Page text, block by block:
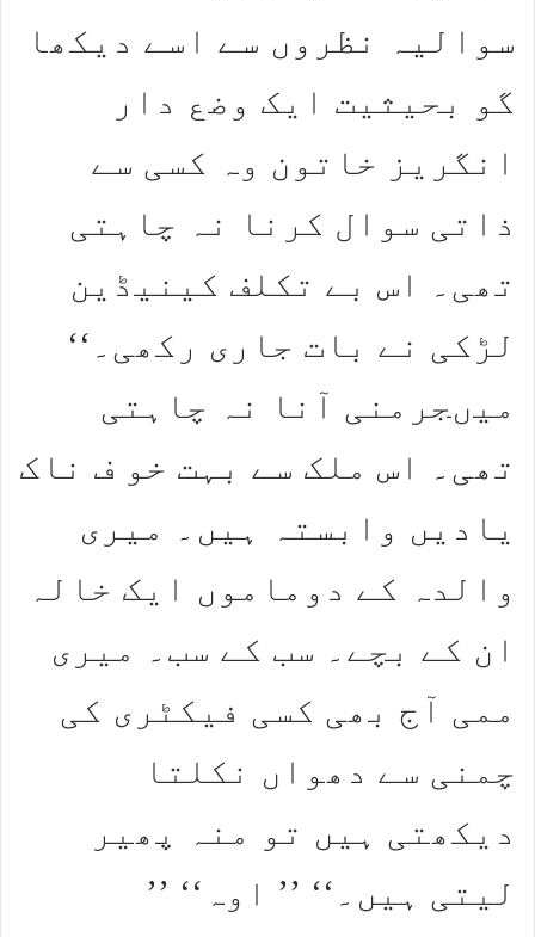
سوالیہ نظروں سے اسے دیکھا
گو بحیثیت ایک وضع دار
انگریز خاتون وہ کسی سے
ذاتی سوال کرنا نہ چاہتی
تھی۔ اس بے تکلف کینیڈین
لڑکی نے بات جاری رکھی۔‘‘
میںجرمنی آنا نہ چاہتی
تھی۔ اس ملک سے بہت خو ف ناک
یادیں وابستہ ہیں۔ میری
والدہ کے دوماموں ایک خالہ
ان کے بچے۔ سب کے سب۔ میری
ممی آج بھی کسی فیکٹری کی
چمنی سے دھواں نکلتا
دیکھتی ہیں تو منہ پھیر
لیتی ہیں۔‘‘ ’’ اوہ‘‘ ’’